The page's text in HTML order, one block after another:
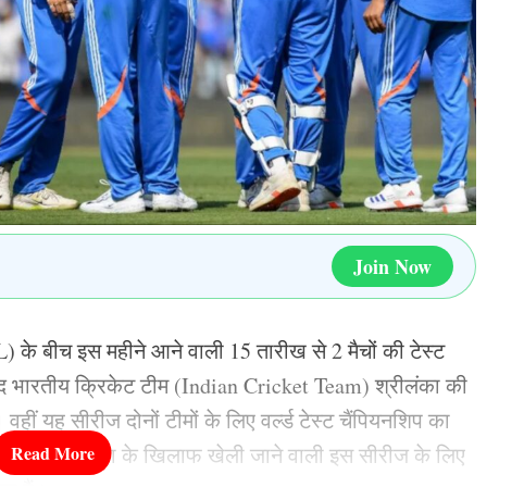
की प्लेइंग 11
हार्दिक पंड्या, अक्षर पटेल (उप-कप्तान) , वरुण
हर्षित राणा.
की जगह नंबर 3 पर ये खिलाड़ी करेगा बल्लेबाजी, कप्तान
Join Now
के बीच इस महीने आने वाली 15 तारीख से 2 मैचों की टेस्ट
क्रिकेट टीम (Indian Cricket Team) श्रीलंका की
यह सीरीज दोनों टीमों के लिए वर्ल्ड टेस्ट चैंपियनशिप का
श्रीलंका के खिलाफ खेली जाने वाली इस सीरीज के लिए